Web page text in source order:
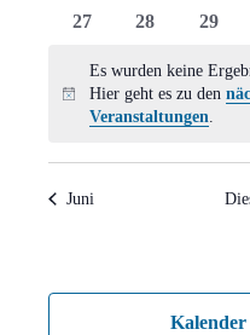
0
27
0
28
0
29
Hinweis
Es wurden keine
Hier geht es zu den
Veranstaltungen.
Juni
Kalender